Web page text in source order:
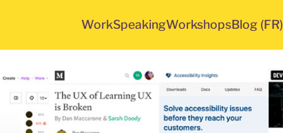
WorkSpeakingWorkshopsBlog (FR)